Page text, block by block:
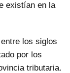
existían en la
los siglos
por los
tributaria.